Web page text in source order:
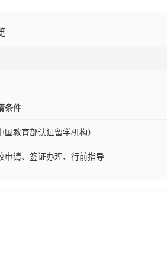
条件
国教育部认证留学机构）
申请、签证办理、行前指导